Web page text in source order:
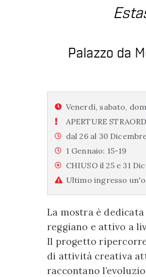
Palazzo da
Venerdì, sabato,
APERTURE
dal 26 al 30
1 Gennaio: 15-19
CHIUSO il 25 e 31
Ultimo ingresso
La mostra è dedicata
reggiano e attivo a
Il progetto
di attività creativa
raccontano